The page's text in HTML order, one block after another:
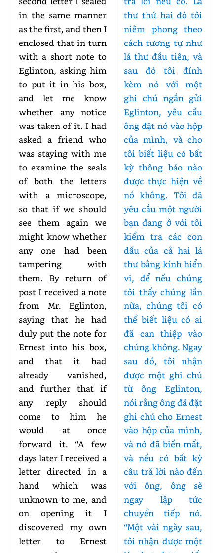
in the same manner
as the first, and then I
enclosed that in turn
with a short note to
Eglinton, asking him
to put it in his box,
and let me know
whether any notice
was taken of it. I had
asked a friend who
was staying with me
to examine the seals
of both the letters
with a microscope,
so that if we should
see them again we
might know whether
any one had been
tampering with
them. By return of
post I received a note
from Mr. Eglinton,
saying that he had
duly put the note for
Ernest into his box,
and that it had
already vanished,
and further that if
any reply should
come to him he
would at once
forward it. “A few
days later I received a
letter directed in a
hand which was
unknown to me, and
on opening it I
discovered my own
letter to Ernest
thư thứ hai đó tôi
niêm phong theo
cách tương tự như
lá thư đầu tiên, và
sau đó tôi đính
kèm nó với một
ghi chú ngắn gửi
Eglinton, yêu cầu
ông đặt nó vào hộp
của mình, và cho
tôi biết liệu có bất
kỳ thông báo nào
được thực hiện về
nó không. Tôi đã
yêu cầu một người
bạn đang ở với tôi
kiểm tra các con
dấu của cả hai lá
thư bằng kính hiển
vi, để nếu chúng
tôi thấy chúng lần
nữa, chúng tôi có
thể biết liệu có ai
đã can thiệp vào
chúng không. Ngay
sau đó, tôi nhận
được một ghi chú
từ ông Eglinton,
nói rằng ông đã đặt
ghi chú cho Ernest
vào hộp của mình,
và nó đã biến mất,
và nếu có bất kỳ
câu trả lời nào đến
với ông, ông sẽ
ngay lập tức
chuyển tiếp nó.
“Một vài ngày sau,
tôi nhận được một